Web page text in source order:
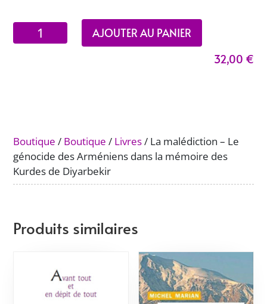
quantité
de
Arméniens
dans
la
Kurdes
de
AJOUTER AU PANIER
32,00 €
Boutique / Boutique / Livres/ La malédiction – Le
génocide des Arméniens dans la mémoire des
Kurdes de Diyarbekir
Produits similaires